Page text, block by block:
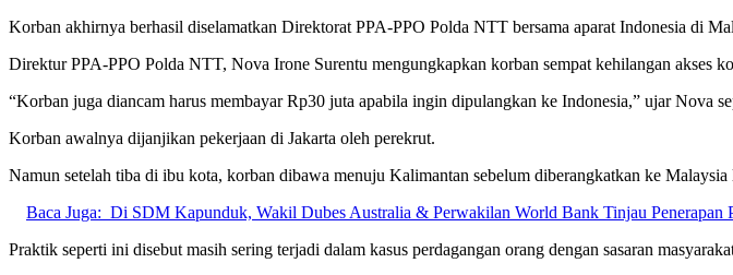
Korban akhirnya berhasil diselamatkan Direktorat PPA-PPO Polda NTT bersama aparat Indonesia di
Direktur PPA-PPO Polda NTT, Nova Irone Surentu mengungkapkan korban sempat kehilangan akses
“Korban juga diancam harus membayar Rp30 juta apabila ingin dipulangkan ke Indonesia,” ujar Nova
Korban awalnya dijanjikan pekerjaan di Jakarta oleh perekrut.
Namun setelah tiba di ibu kota, korban dibawa menuju Kalimantan sebelum diberangkatkan ke
Baca Juga: Di SDM Kapunduk, Wakil Dubes Australia & Perwakilan World Bank Tinjau Penerapan
Praktik seperti ini disebut masih sering terjadi dalam kasus perdagangan orang dengan sasaran